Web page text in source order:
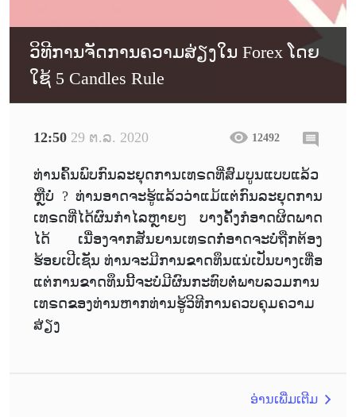
ວິທີການຈັດການຄວາມສ່ຽງໃນ Forex ໂດຍ
ໃຊ້ 5 Candles Rule
12:50 29 ຕ.ລ. 2020 12492
ທ່ານຄົ້ນພົບກົນລະຍຸດການເທຣດທີ່ສົມບູນແບບແລ້ວ
ຫຼືບໍ່ ? ທ່ານອາດຈະຮູ້ແລ້ວວ່າແມ້ແຕ່ກົນລະຍຸດການ
ເທຣດທີ່ໄດ້ຜົນກຳໄລຫຼາຍໆ ບາງຄັ້ງກໍອາດຜິດພາດ
ໄດ້ ເນື່ອງຈາກສັນຍານເທຣດກໍ່ອາດຈະບໍ່ຖືກຕ້ອງ
ຮ້ອຍເປີເຊັນ ທ່ານຈະມີການຂາດທຶນແນ່ເປັນບາງເທື່ອ
ແຕ່ການຂາດທຶນນີ້ຈະບໍ່ມີຜົນກະທົບຕໍ່ພາບລວມການ
ເທຣດຂອງທ່ານຫາກທ່ານຮູ້ວິທີການຄວບຄຸມຄວາມ
ສ່ຽງ
ອ່ານເພີ່ມເຕີມ